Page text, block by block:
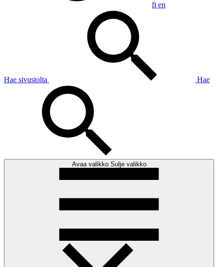
fi en
Hae sivustolta Hae
Avaa valikko Sulje valikko